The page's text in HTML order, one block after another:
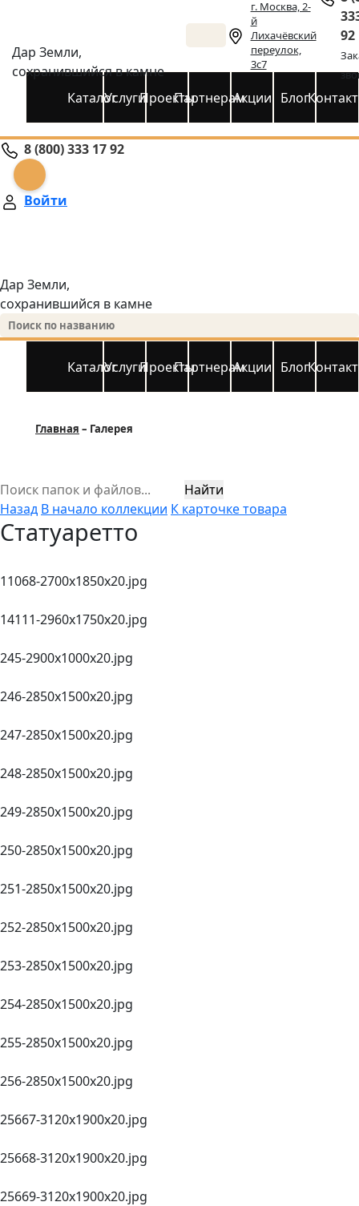
Дар Земли,
сохранившийся в камне
г. Москва, 2-
й
Лихачёвский
переулок,
3с7
92
КаталогУслугиПроектыПартнерамАкции Блог
8 (800) 333 17 92
Войти
Дар Земли,
сохранившийся в камне
КаталогУслугиПроектыПартнерамАкции Блог
Главная Галерея
Найти
Назад В начало коллекции К карточке товара
Статуаретто
11068-2700х1850x20.jpg
14111-2960x1750x20.jpg
245-2900х1000x20.jpg
246-2850х1500x20.jpg
247-2850х1500x20.jpg
248-2850х1500x20.jpg
249-2850х1500x20.jpg
250-2850х1500x20.jpg
251-2850х1500x20.jpg
252-2850х1500x20.jpg
253-2850х1500x20.jpg
254-2850х1500x20.jpg
255-2850х1500x20.jpg
256-2850х1500x20.jpg
25667-3120х1900x20.jpg
25668-3120х1900x20.jpg
25669-3120х1900x20.jpg